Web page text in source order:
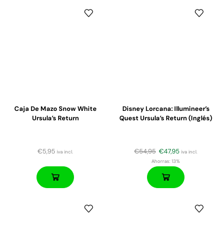
Caja De Mazo Snow White
Ursula’s Return
€5,95 iva incl.
Disney Lorcana: Illumineer’s
Quest Ursula’s Return (Inglés)
€54,95 €47,95 iva incl.
Ahorras: 13%